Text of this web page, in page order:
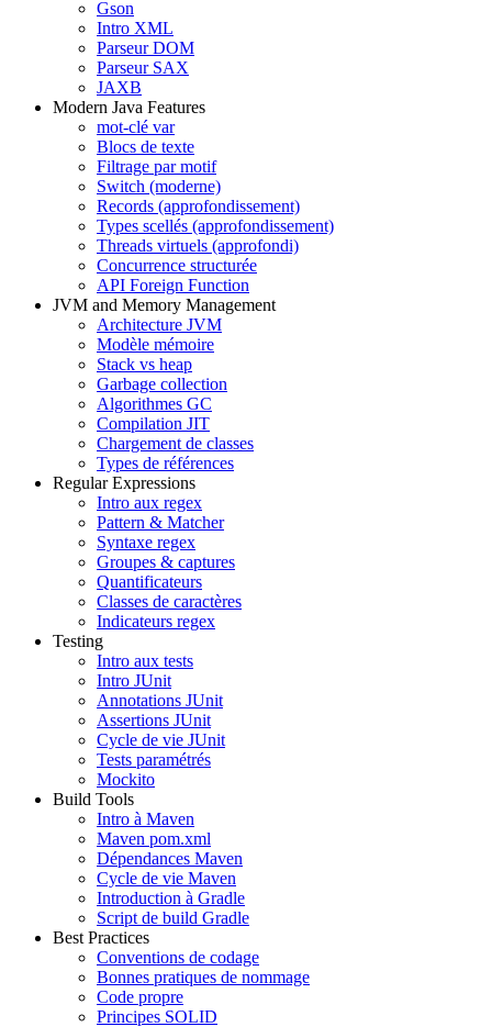
Gson
Intro XML
Parseur DOM
Parseur SAX
JAXB
Modern Java Features
mot-clé var
Blocs de texte
Filtrage par motif
Switch (moderne)
Records (approfondissement)
Types scellés (approfondissement)
Threads virtuels (approfondi)
Concurrence structurée
API Foreign Function
JVM and Memory Management
Architecture JVM
Modèle mémoire
Stack vs heap
Garbage collection
Algorithmes GC
Compilation JIT
Chargement de classes
Types de références
Regular Expressions
Intro aux regex
Pattern & Matcher
Syntaxe regex
Groupes & captures
Quantificateurs
Classes de caractères
Indicateurs regex
Testing
Intro aux tests
Intro JUnit
Annotations JUnit
Assertions JUnit
Cycle de vie JUnit
Tests paramétrés
Mockito
Build Tools
Intro à Maven
Maven pom.xml
Dépendances Maven
Cycle de vie Maven
Introduction à Gradle
Script de build Gradle
Best Practices
Conventions de codage
Bonnes pratiques de nommage
Code propre
Principes SOLID